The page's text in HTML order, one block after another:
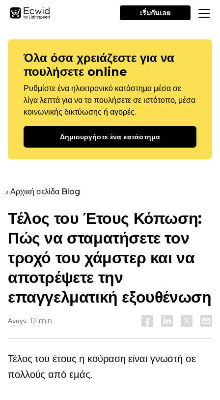
เริ่มกันเลย
Όλα όσα χρειάζεστε για να
πουλήσετε online
Ρυθμίστε ένα ηλεκτρονικό κατάστημα μέσα σε
λίγα λεπτά για να το πουλήσετε σε ιστότοπο, μέσα
κοινωνικής δικτύωσης ή αγορές.
Δημιουργήστε ένα κατάστημα
‹ Αρχική σελίδα Blog
Τέλος του Έτους Κόπωση:
Πώς να σταματήσετε τον
τροχό του χάμστερ και να
αποτρέψετε την
επαγγελματική εξουθένωση
Αναγν. 12 min
Τέλος του έτους η κούραση είναι γνωστή σε
πολλούς από εμάς.